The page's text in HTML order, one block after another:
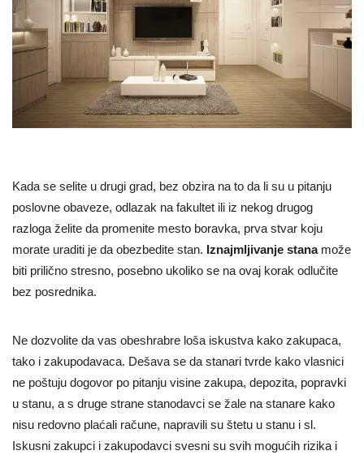
Kada se selite u drugi grad, bez obzira na to da li su u pitanju
poslovne obaveze, odlazak na fakultet ili iz nekog drugog
razloga želite da promenite mesto boravka, prva stvar koju
morate uraditi je da obezbedite stan. Iznajmljivanje stanamože
biti prilično stresno, posebno ukoliko se na ovaj korak odlučite
bez posrednika.
Ne dozvolite da vas obeshrabre loša iskustva kako zakupaca,
tako i zakupodavaca. Dešava se da stanari tvrde kako vlasnici
ne poštuju dogovor po pitanju visine zakupa, depozita, popravki
u stanu, a s druge strane stanodavci se žale na stanare kako
nisu redovno plaćali račune, napravili su štetu u stanu i sl.
Iskusni zakupci i zakupodavci svesni su svih mogućih rizika i